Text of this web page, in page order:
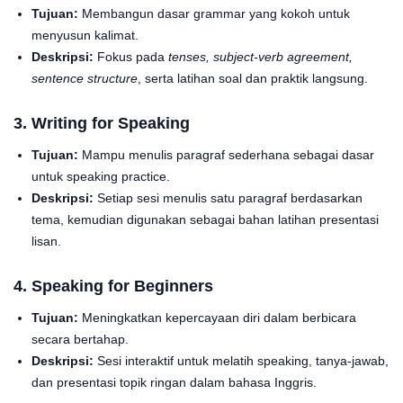
Tujuan: Membangun dasar grammar yang kokoh untuk
menyusun kalimat.
Deskripsi: Fokus pada tenses, subject-verb agreement,
sentence structure, serta latihan soal dan praktik langsung.
3. Writing for Speaking
Tujuan: Mampu menulis paragraf sederhana sebagai dasar
untuk speaking practice.
Deskripsi: Setiap sesi menulis satu paragraf berdasarkan
tema, kemudian digunakan sebagai bahan latihan presentasi
lisan.
4. Speaking for Beginners
Tujuan: Meningkatkan kepercayaan diri dalam berbicara
secara bertahap.
Deskripsi: Sesi interaktif untuk melatih speaking, tanya-jawab,
dan presentasi topik ringan dalam bahasa Inggris.